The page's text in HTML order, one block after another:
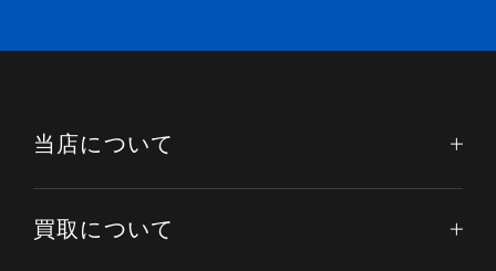
当店について
買取について